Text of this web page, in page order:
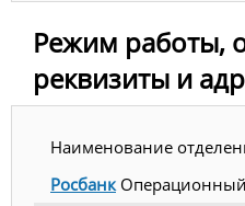
Режим работы,
реквизиты и
Наименование
Росбанк